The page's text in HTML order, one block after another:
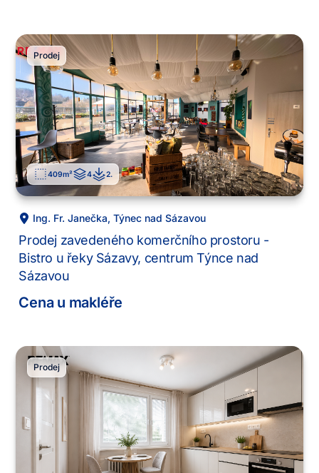
Prodej
409m² 4 2.
Ing. Fr. Janečka,Týnec nad Sázavou
Prodej zavedeného komerčního prostoru -
Bistro u řeky Sázavy, centrum Týnce nad
Sázavou
Cena u makléře
Prodej